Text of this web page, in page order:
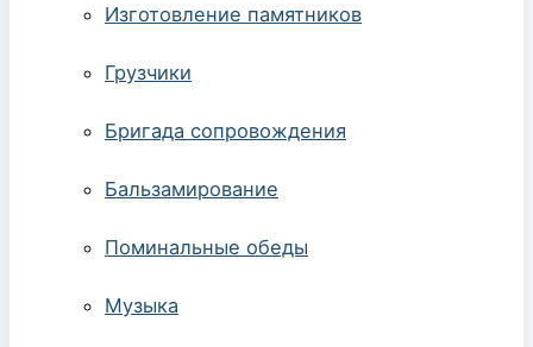
Изготовление памятников
Грузчики
Бригада сопровождения
Бальзамирование
Поминальные обеды
Музыка